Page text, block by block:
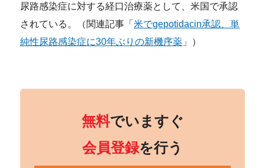
尿路感染症に対する経口治療薬として、米国で承認
されている。（関連記事「米でgepotidacin承認、単
純性尿路感染症に30年ぶりの新機序薬 」）
無料でいますぐ
会員登録を行う